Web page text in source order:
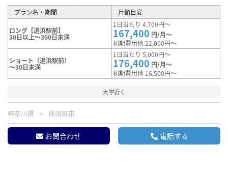
プラン名・期間 月額目安
ロング【追浜駅前】
30日以上～360日未満
1日当たり 4,700円～
167,400 円/月～
初期費用他 22,000円～
ショート（追浜駅前）
～30日未満
1日当たり 5,000円～
176,400 円/月～
初期費用他 16,500円～
大学近く
神奈川県 横須賀市
お問合わせ 電話する